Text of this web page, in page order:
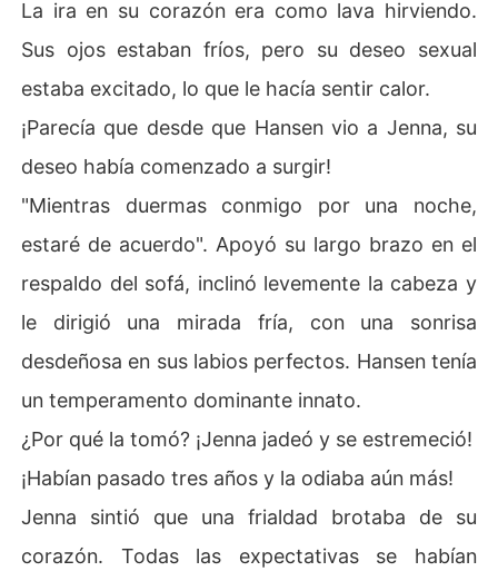
La ira en su corazón era como lava hirviendo.
Sus ojos estaban fríos, pero su deseo sexual
estaba excitado, lo que le hacía sentir calor.
¡Parecía que desde que Hansen vio a Jenna, su
deseo había comenzado a surgir!
"Mientras duermas conmigo por una noche,
estaré de acuerdo". Apoyó su largo brazo en el
respaldo del sofá, inclinó levemente la cabeza y
le dirigió una mirada fría, con una sonrisa
desdeñosa en sus labios perfectos. Hansen tenía
un temperamento dominante innato.
¿Por qué la tomó? ¡Jenna jadeó y se estremeció!
¡Habían pasado tres años y la odiaba aún más!
Jenna sintió que una frialdad brotaba de su
corazón. Todas las expectativas se habían